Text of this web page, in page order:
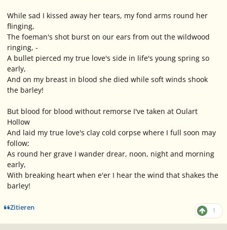
While sad I kissed away her tears, my fond arms round her
flinging,
The foeman's shot burst on our ears from out the wildwood
ringing, -
A bullet pierced my true love's side in life's young spring so
early,
And on my breast in blood she died while soft winds shook
the barley!
But blood for blood without remorse I've taken at Oulart
Hollow
And laid my true love's clay cold corpse where I full soon may
follow;
As round her grave I wander drear, noon, night and morning
early,
With breaking heart when e'er I hear the wind that shakes the
barley!
Zitieren 1